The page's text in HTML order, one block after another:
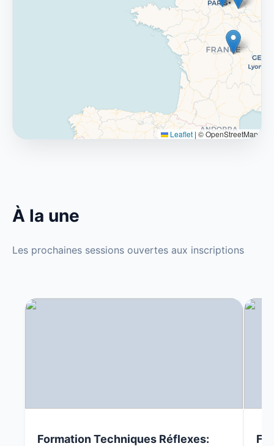
Leaflet | © OpenStreetMap
À la une
Les prochaines sessions ouvertes aux inscriptions
Formation Techniques Réflexes: